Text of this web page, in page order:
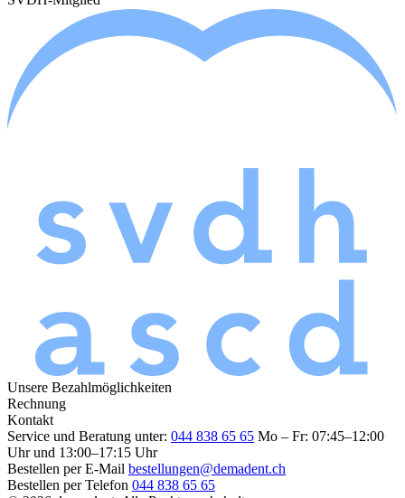
Unsere Bezahlmöglichkeiten
Rechnung
Kontakt
Service und Beratung unter: 044 838 65 65 Mo – Fr: 07:45–12:00
Uhr und 13:00–17:15 Uhr
Bestellen per E-Mail bestellungen@demadent.ch
Bestellen per Telefon 044 838 65 65